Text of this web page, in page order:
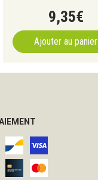
9,35€
Ajouter au panier